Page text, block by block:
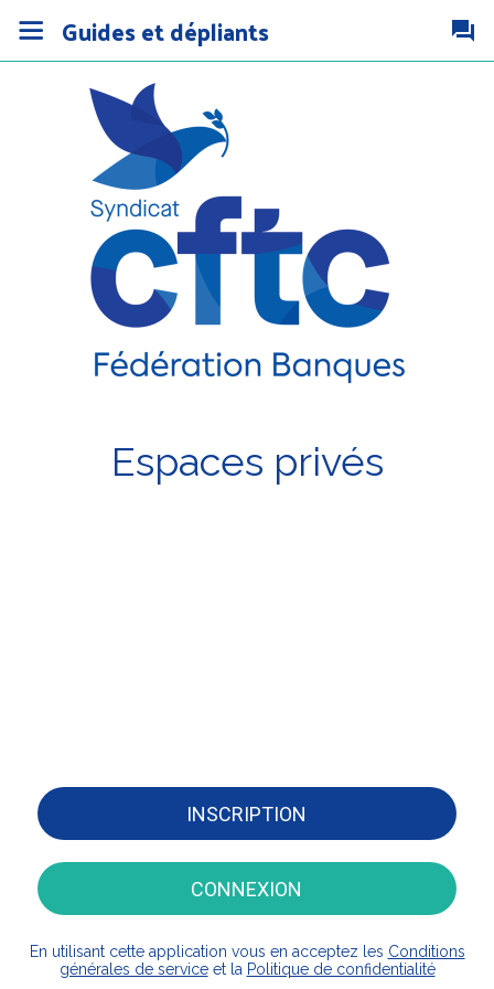
Guides et dépliants
Espaces privés
INSCRIPTION
CONNEXION
En utilisant cette application vous en acceptez les Conditions
générales de serviceet la Politique de confidentialité